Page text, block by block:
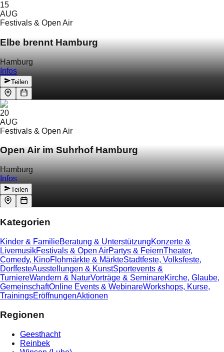
15
AUG
Festivals & Open Air
Elbe brennt Hamburg
Hamburg
Infos
Teilen
20
AUG
Festivals & Open Air
Open Air im Suhrhof Hamburg
Hamburg
Infos
Teilen
Kategorien
Kinder & FamilieBeratung & UnterstützungKonzerte &
LivemusikFestivals & Open AirPartys & FeiernTheater,
Comedy, KinoFlohmärkte & MärkteStadtfeste, Volksfeste,
DorffesteAusstellungen & KunstSportevents &
TurniereWandern & NaturVorträge & SeminareKirche, Glaube,
GemeinschaftOnline Events & WebinareWorkshops, Kurse,
TrainingsEröffnungenAktionen
Regionen
Geesthacht
Reinbek